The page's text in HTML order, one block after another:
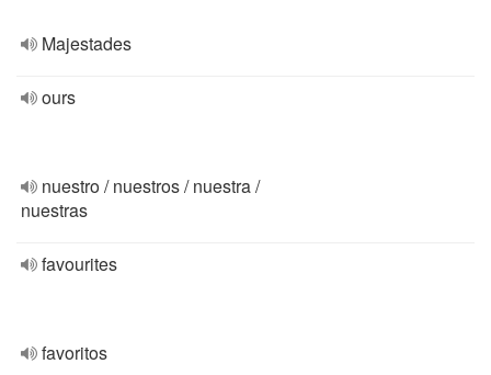
Majestades
ours
nuestro / nuestros / nuestra /
nuestras
favourites
favoritos